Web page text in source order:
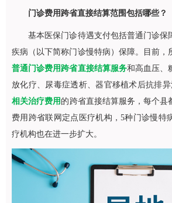
门诊费用跨省直接结算范围包括哪些？
基本医保门诊待遇支付包括普通门诊保
疾病（以下简称门诊慢特病）保障。目前，
普通门诊费用跨省直接结算服务和高血压、
放化疗、尿毒症透析、器官移植术后抗排
相关治疗费用 的跨省直接结算服务，每个县
费用跨省联网定点医疗机构，5种门诊慢特
疗机构也在进一步扩大。